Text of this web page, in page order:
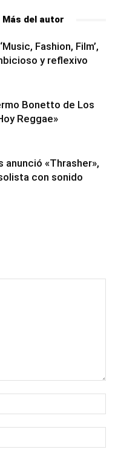
Más del autor
Fashion, Film’,
y reflexivo
Bonetto de Los
Reggae»
anunció «Thrasher»,
con sonido